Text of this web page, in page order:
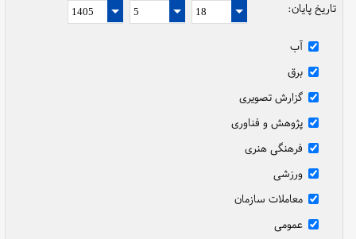
تاریخ پایان:
آب
برق
گزارش تصویری
پژوهش و فناوری
فرهنگی هنری
ورزشی
معاملات سازمان
عمومی